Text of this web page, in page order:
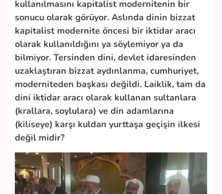
kullanılmasını kapitalist modernitenin bir
sonucu olarak görüyor. Aslında dinin bizzat
kapitalist modernite öncesi bir iktidar aracı
olarak kullanıldığını ya söylemiyor ya da
bilmiyor. Tersinden dini, devlet idaresinden
uzaklaştıran bizzat aydınlanma, cumhuriyet,
moderniteden başkası değildi. Laiklik, tam da
dini iktidar aracı olarak kullanan sultanlara
(krallara, soylulara) ve din adamlarına
(kiliseye) karşı kuldan yurttaşa geçişin ilkesi
değil midir?